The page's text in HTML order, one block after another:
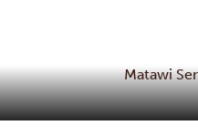
Matawi